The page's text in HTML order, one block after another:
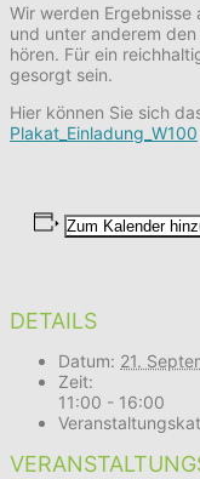
Wir werden
und unter anderem
hören. Für ein
gesorgt sein.
Hier können Sie sich
Plakat_Einladung_W100
Zum Kalender
DETAILS
Datum: 21.
Zeit:
11:00 - 16:00